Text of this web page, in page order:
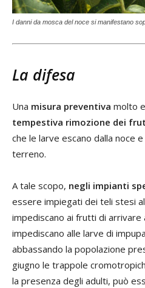
I danni da mosca del noce si manifestano
La difesa
Una misura preventiva molto
tempestiva rimozione dei
che le larve escano dalla noce
terreno.
A tale scopo, negli impianti
essere impiegati dei teli stesi
impediscano ai frutti di arrivare
impediscano alle larve di
abbassando la popolazione
giugno le trappole
la presenza degli adulti, può